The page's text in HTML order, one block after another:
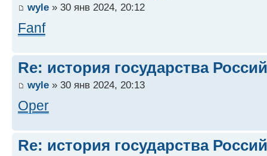
wyle » 30 янв 2024, 20:12
Fanf
Re: история государства
wyle » 30 янв 2024, 20:13
Oper
Re: история государства